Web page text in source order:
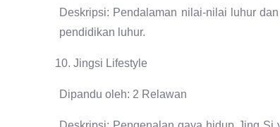
Deskripsi: Pendalaman nilai-nilai luhur
pendidikan luhur.
Jingsi Lifestyle
Dipandu oleh: 2 Relawan